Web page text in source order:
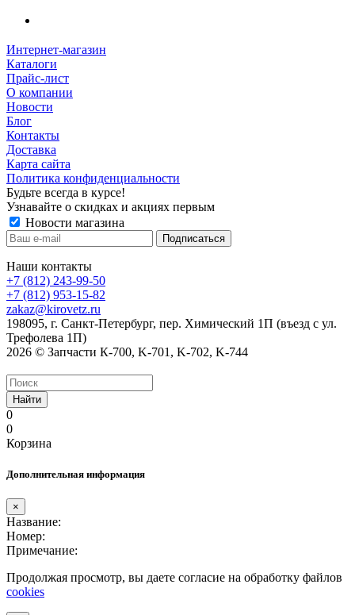
Интернет-магазин
Каталоги
Прайс-лист
О компании
Новости
Блог
Контакты
Доставка
Карта сайта
Политика конфиденциальности
Будьте всегда в курсе!
Узнавайте о скидках и акциях первым
Новости магазина
Наши контакты
+7 (812) 243-99-50
+7 (812) 953-15-82
zakaz@kirovetz.ru
198095, г. Санкт-Петербург, пер. Химический 1П (въезд с ул.
Трефолева 1П)
2026 © Запчасти К-700, K-701, K-702, K-744
Найти
0
0
Корзина
Дополнительная информация
×
Название:
Номер:
Примечание:
Продолжая просмотр, вы даете согласие на обработку файлов
cookies